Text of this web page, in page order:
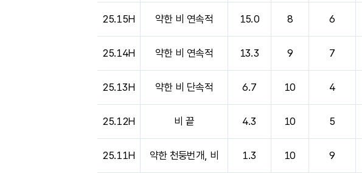
25.15H 약한 비 연속적 15.0 8 6
25.14H 약한 비 연속적 13.3 9 7
25.13H 약한 비 단속적 6.7 10 4
25.12H 비 끝 4.3 10 5
25.11H 약한 천둥번개, 비 1.3 10 9